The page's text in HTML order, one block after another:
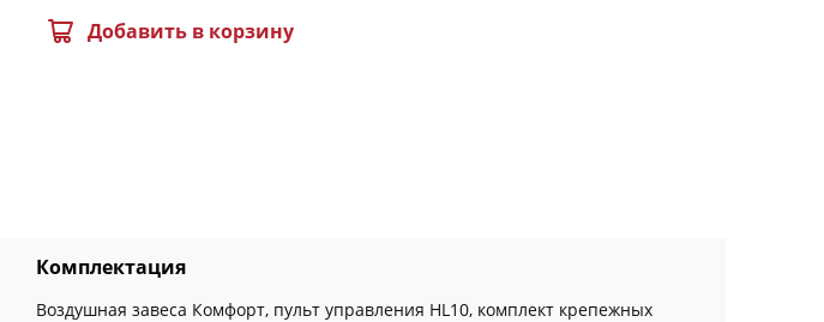
Добавить в корзину
Комплектация
Воздушная завеса Комфорт, пульт управления HL10, комплект крепежных